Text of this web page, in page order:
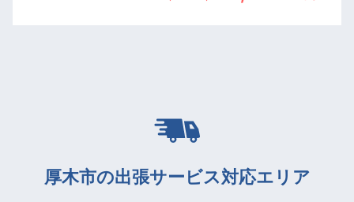
厚木市の出張サービス対応エリア